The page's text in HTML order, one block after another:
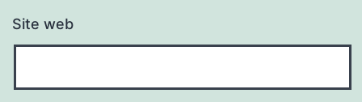
Site web